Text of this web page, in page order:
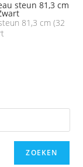
81,3 cm (32
ZOEKEN